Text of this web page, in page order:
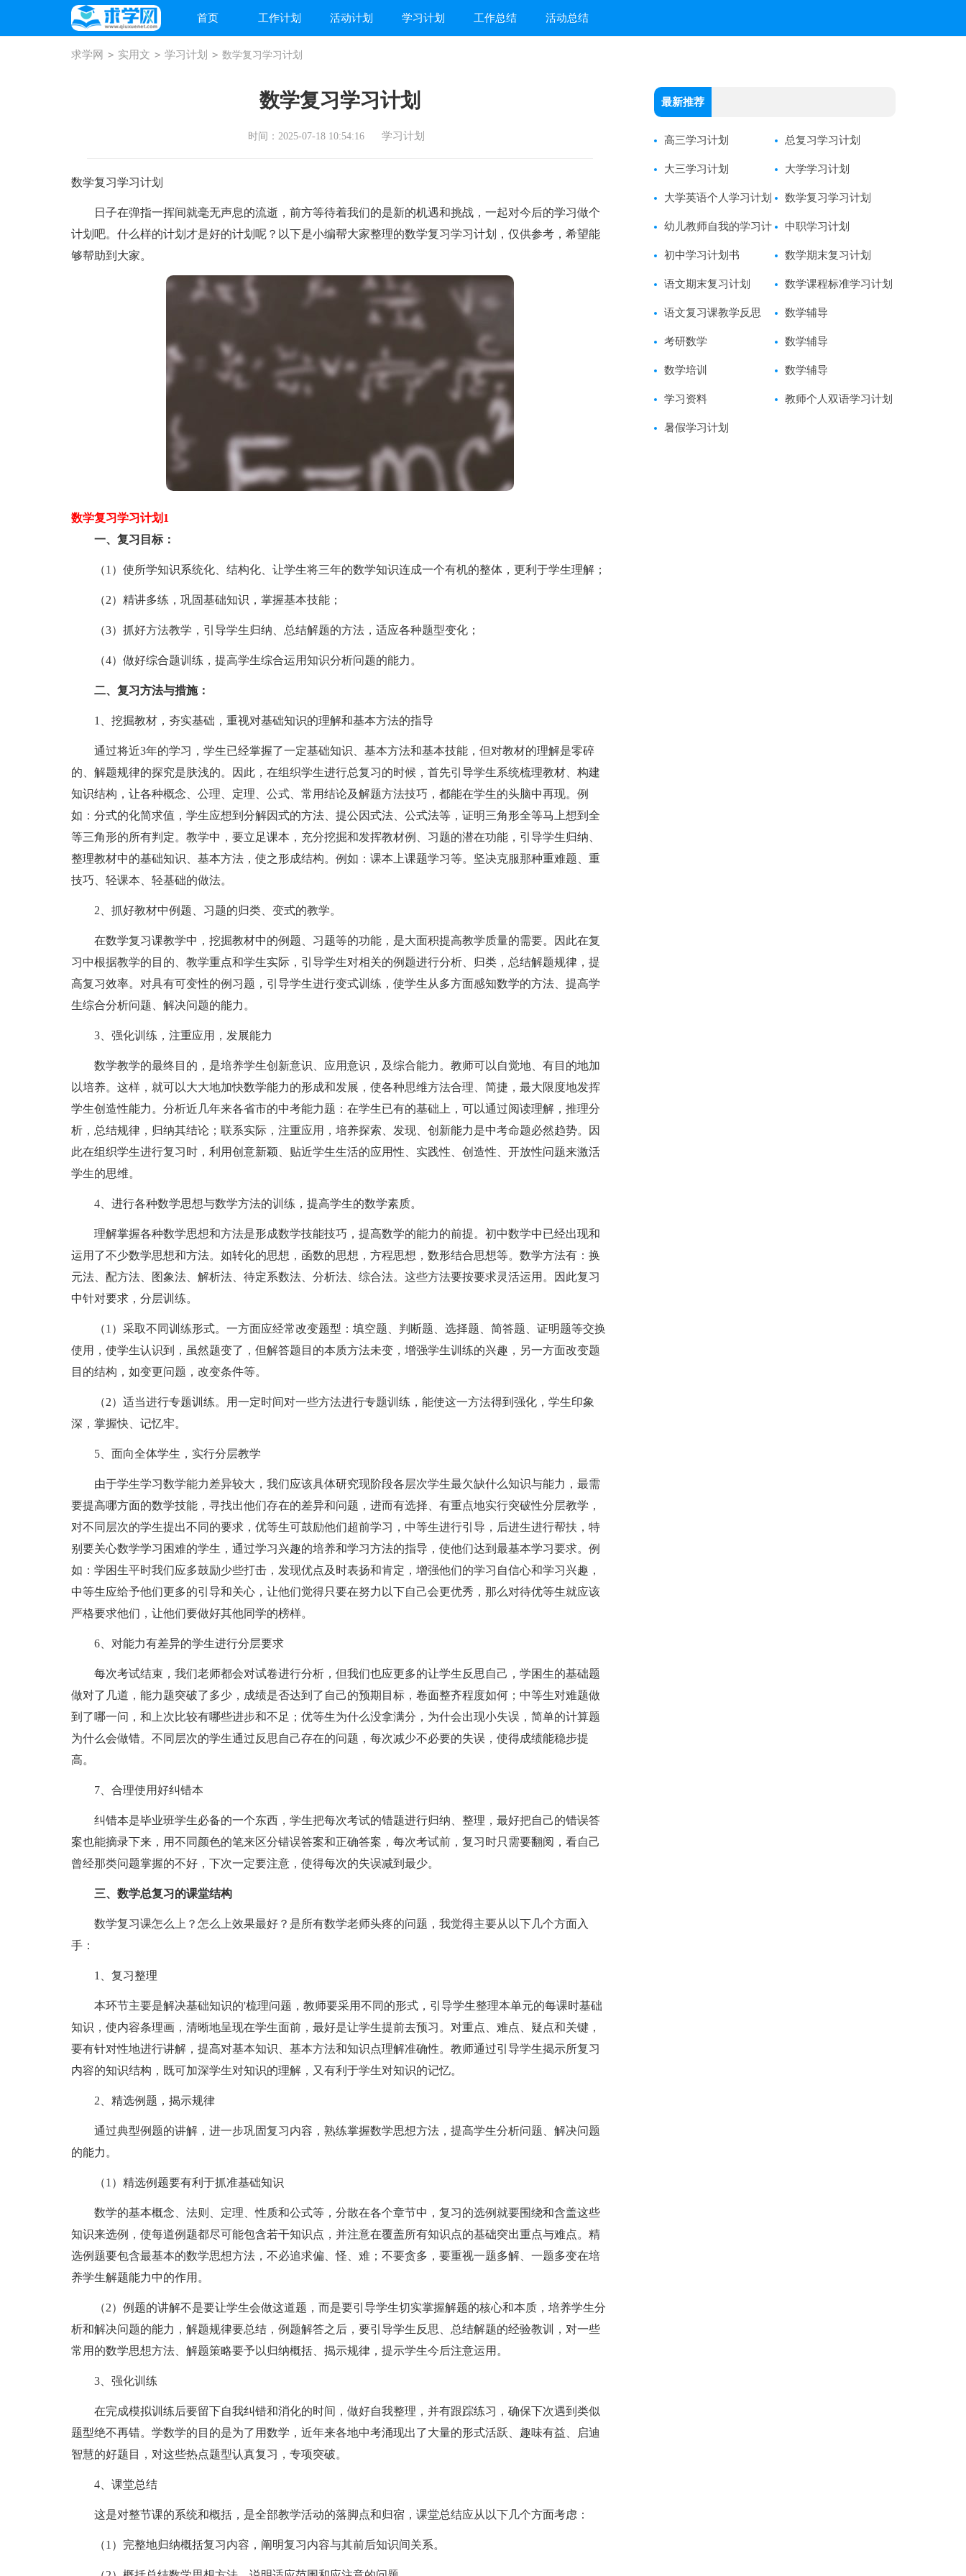
首页 工作计划 活动计划 学习计划 工作总结 活动总结
求学网 > 实用文 > 学习计划 > 数学复习学习计划
数学复习学习计划
时间：2025-07-18 10:54:16 学习计划
数学复习学习计划
日子在弹指一挥间就毫无声息的流逝，前方等待着我们的是新的机遇和挑战，一起对今后的学习做个
计划吧。什么样的计划才是好的计划呢？以下是小编帮大家整理的数学复习学习计划，仅供参考，希望能
够帮助到大家。
数学复习学习计划1
一、复习目标：
（1）使所学知识系统化、结构化、让学生将三年的数学知识连成一个有机的整体，更利于学生理解；
（2）精讲多练，巩固基础知识，掌握基本技能；
（3）抓好方法教学，引导学生归纳、总结解题的方法，适应各种题型变化；
（4）做好综合题训练，提高学生综合运用知识分析问题的能力。
二、复习方法与措施：
1、挖掘教材，夯实基础，重视对基础知识的理解和基本方法的指导
通过将近3年的学习，学生已经掌握了一定基础知识、基本方法和基本技能，但对教材的理解是零碎
的、解题规律的探究是肤浅的。因此，在组织学生进行总复习的时候，首先引导学生系统梳理教材、构建
知识结构，让各种概念、公理、定理、公式、常用结论及解题方法技巧，都能在学生的头脑中再现。例
如：分式的化简求值，学生应想到分解因式的方法、提公因式法、公式法等，证明三角形全等马上想到全
等三角形的所有判定。教学中，要立足课本，充分挖掘和发挥教材例、习题的潜在功能，引导学生归纳、
整理教材中的基础知识、基本方法，使之形成结构。例如：课本上课题学习等。坚决克服那种重难题、重
技巧、轻课本、轻基础的做法。
2、抓好教材中例题、习题的归类、变式的教学。
在数学复习课教学中，挖掘教材中的例题、习题等的功能，是大面积提高教学质量的需要。因此在复
习中根据教学的目的、教学重点和学生实际，引导学生对相关的例题进行分析、归类，总结解题规律，提
高复习效率。对具有可变性的例习题，引导学生进行变式训练，使学生从多方面感知数学的方法、提高学
生综合分析问题、解决问题的能力。
3、强化训练，注重应用，发展能力
数学教学的最终目的，是培养学生创新意识、应用意识，及综合能力。教师可以自觉地、有目的地加
以培养。这样，就可以大大地加快数学能力的形成和发展，使各种思维方法合理、简捷，最大限度地发挥
学生创造性能力。分析近几年来各省市的中考能力题：在学生已有的基础上，可以通过阅读理解，推理分
析，总结规律，归纳其结论；联系实际，注重应用，培养探索、发现、创新能力是中考命题必然趋势。因
此在组织学生进行复习时，利用创意新颖、贴近学生生活的应用性、实践性、创造性、开放性问题来激活
学生的思维。
4、进行各种数学思想与数学方法的训练，提高学生的数学素质。
理解掌握各种数学思想和方法是形成数学技能技巧，提高数学的能力的前提。初中数学中已经出现和
运用了不少数学思想和方法。如转化的思想，函数的思想，方程思想，数形结合思想等。数学方法有：换
元法、配方法、图象法、解析法、待定系数法、分析法、综合法。这些方法要按要求灵活运用。因此复习
中针对要求，分层训练。
（1）采取不同训练形式。一方面应经常改变题型：填空题、判断题、选择题、简答题、证明题等交换
使用，使学生认识到，虽然题变了，但解答题目的本质方法未变，增强学生训练的兴趣，另一方面改变题
目的结构，如变更问题，改变条件等。
（2）适当进行专题训练。用一定时间对一些方法进行专题训练，能使这一方法得到强化，学生印象
深，掌握快、记忆牢。
5、面向全体学生，实行分层教学
由于学生学习数学能力差异较大，我们应该具体研究现阶段各层次学生最欠缺什么知识与能力，最需
要提高哪方面的数学技能，寻找出他们存在的差异和问题，进而有选择、有重点地实行突破性分层教学，
对不同层次的学生提出不同的要求，优等生可鼓励他们超前学习，中等生进行引导，后进生进行帮扶，特
别要关心数学学习困难的学生，通过学习兴趣的培养和学习方法的指导，使他们达到最基本学习要求。例
如：学困生平时我们应多鼓励少些打击，发现优点及时表扬和肯定，增强他们的学习自信心和学习兴趣，
中等生应给予他们更多的引导和关心，让他们觉得只要在努力以下自己会更优秀，那么对待优等生就应该
严格要求他们，让他们要做好其他同学的榜样。
6、对能力有差异的学生进行分层要求
每次考试结束，我们老师都会对试卷进行分析，但我们也应更多的让学生反思自己，学困生的基础题
做对了几道，能力题突破了多少，成绩是否达到了自己的预期目标，卷面整齐程度如何；中等生对难题做
到了哪一问，和上次比较有哪些进步和不足；优等生为什么没拿满分，为什会出现小失误，简单的计算题
为什么会做错。不同层次的学生通过反思自己存在的问题，每次减少不必要的失误，使得成绩能稳步提
高。
7、合理使用好纠错本
纠错本是毕业班学生必备的一个东西，学生把每次考试的错题进行归纳、整理，最好把自己的错误答
案也能摘录下来，用不同颜色的笔来区分错误答案和正确答案，每次考试前，复习时只需要翻阅，看自己
曾经那类问题掌握的不好，下次一定要注意，使得每次的失误减到最少。
三、数学总复习的课堂结构
数学复习课怎么上？怎么上效果最好？是所有数学老师头疼的问题，我觉得主要从以下几个方面入
手：
1、复习整理
本环节主要是解决基础知识的'梳理问题，教师要采用不同的形式，引导学生整理本单元的每课时基础
知识，使内容条理画，清晰地呈现在学生面前，最好是让学生提前去预习。对重点、难点、疑点和关键，
要有针对性地进行讲解，提高对基本知识、基本方法和知识点理解准确性。教师通过引导学生揭示所复习
内容的知识结构，既可加深学生对知识的理解，又有利于学生对知识的记忆。
2、精选例题，揭示规律
通过典型例题的讲解，进一步巩固复习内容，熟练掌握数学思想方法，提高学生分析问题、解决问题
的能力。
（1）精选例题要有利于抓准基础知识
数学的基本概念、法则、定理、性质和公式等，分散在各个章节中，复习的选例就要围绕和含盖这些
知识来选例，使每道例题都尽可能包含若干知识点，并注意在覆盖所有知识点的基础突出重点与难点。精
选例题要包含最基本的数学思想方法，不必追求偏、怪、难；不要贪多，要重视一题多解、一题多变在培
养学生解题能力中的作用。
（2）例题的讲解不是要让学生会做这道题，而是要引导学生切实掌握解题的核心和本质，培养学生分
析和解决问题的能力，解题规律要总结，例题解答之后，要引导学生反思、总结解题的经验教训，对一些
常用的数学思想方法、解题策略要予以归纳概括、揭示规律，提示学生今后注意运用。
3、强化训练
在完成模拟训练后要留下自我纠错和消化的时间，做好自我整理，并有跟踪练习，确保下次遇到类似
题型绝不再错。学数学的目的是为了用数学，近年来各地中考涌现出了大量的形式活跃、趣味有益、启迪
智慧的好题目，对这些热点题型认真复习，专项突破。
4、课堂总结
这是对整节课的系统和概括，是全部教学活动的落脚点和归宿，课堂总结应从以下几个方面考虑：
（1）完整地归纳概括复习内容，阐明复习内容与其前后知识间关系。
最新推荐
高三学习计划 总复习学习计划
大三学习计划 大学学习计划
大学英语个人学习计划 数学复习学习计划
幼儿教师自我的学习计
划
中职学习计划
初中学习计划书 数学期末复习计划
语文期末复习计划 数学课程标准学习计划
语文复习课教学反思 数学辅导
考研数学 数学辅导
数学培训 数学辅导
学习资料 教师个人双语学习计划
暑假学习计划